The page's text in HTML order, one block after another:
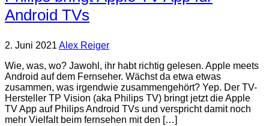
Android TVs
2. Juni 2021 Alex Reiger
Wie, was, wo? Jawohl, ihr habt richtig gelesen. Apple meets
Android auf dem Fernseher. Wächst da etwa etwas
zusammen, was irgendwie zusammengehört? Yep. Der TV-
Hersteller TP Vision (aka Philips TV) bringt jetzt die Apple
TV App auf Philips Android TVs und verspricht damit noch
mehr Vielfalt beim fernsehen mit den […]